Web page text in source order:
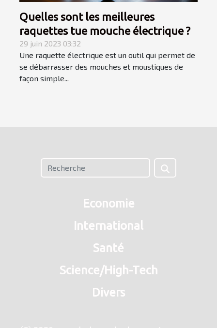
Quelles sont les meilleures
raquettes tue mouche électrique ?
29 juin 2023 03:32
Une raquette électrique est un outil qui permet de
se débarrasser des mouches et moustiques de
façon simple...
Economie
International
Santé
Science/High-Tech
Divers